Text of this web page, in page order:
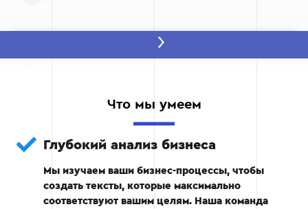
Этап 2: Сбор и анализ ключевых слов
Анализ запросов пользователей.
Выбор основных и дополнительных
ключевых слов.
Что мы умеем
Глубокий анализ бизнеса
Мы изучаем ваши бизнес-процессы, чтобы
создать тексты, которые максимально
соответствуют вашим целям. Наша команда